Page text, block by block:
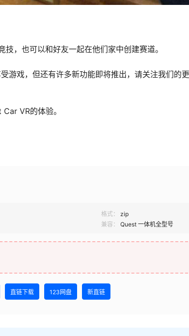
，也可以和好友一起在他们家中创建赛道。
游戏，但还有许多新功能即将推出，请关注我们的
VR的体验。
格式：
zip
兼容： Quest 一体机全型号
直链下载 123网盘 新直链